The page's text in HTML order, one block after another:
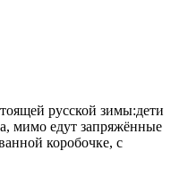
русской зимы:дети
мимо едут запряжённые
коробочке, с